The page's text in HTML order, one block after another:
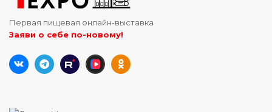
Первая пищевая онлайн-выставка
Заяви о себе по-новому!